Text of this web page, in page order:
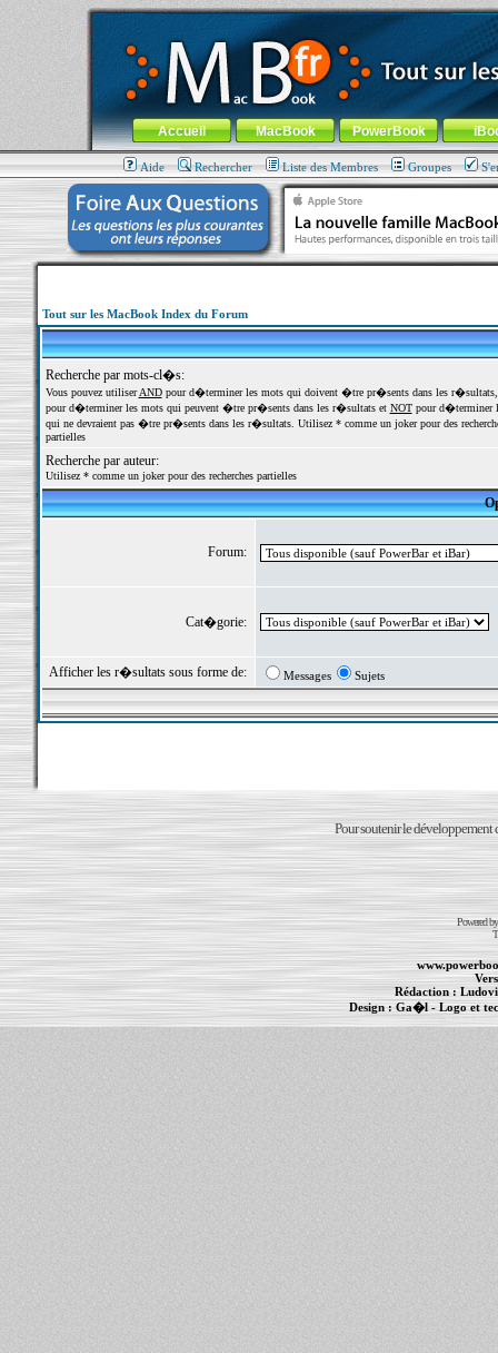
MacBook-fr.com : 100% Apple... 100% nomade !
Aller au contenu-Aller au menu général-Aller au menu de
Menu général
Accueil MacBook PowerBook
Aide Rechercher Liste des Membres Groupes
Tout sur les MacBook Index du Forum
Recherche par mots-cl�s:
Vous pouvez utiliserANDpour d�terminer les mots qui doivent �tre pr�sents dans les
pour d�terminer les mots qui peuvent �tre pr�sents dans les r�sultats et NOTpour d�terminer
qui ne devraient pas �tre pr�sents dans les r�sultats. Utilisez * comme un joker pour des
partielles
Recherche par auteur:
Utilisez * comme un joker pour des recherches partielles
Forum:
Cat�gorie:
Afficher les r�sultats sous forme de: Messages Sujets
Pour soutenir le développement
Powered
Rédaction :
Design : Ga�l- Logo et